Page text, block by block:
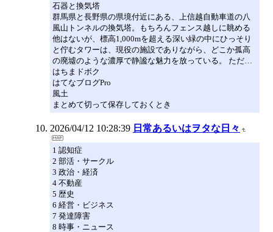
石器と換気塔
群馬県と長野県の県境付近にある、上信越自動車道の八
風山トンネルの換気塔。もちろんフェンス越しに眺める
他はないが、標高1,000mを超える深い緑の中にひっそり
と佇むタワーは、現役の施設でありながら、どこか孤高
の廃墟のような濃厚で静謐な魅力を放っている。 ただ…
はちまドボク
はてなブログPro
風土
まとめて切って保存しておくとき
2026/04/12 10:28:39 日常あるいはヲタな日々
1 認知症
2 部活・サークル
3 政治・経済
4 不動産
5 歴史
6 経営・ビジネス
7 発達障害
8 時事・ニュース